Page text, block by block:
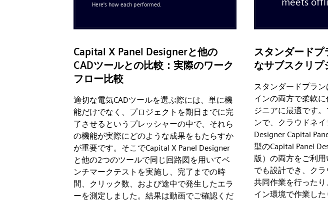
Capital X Panel Designerと他の
CADツールとの比較：実際のワーク
フロー比較
適切な電気CADツールを選ぶ際には、単に機
能だけでなく、プロジェクトを期日までに完
了させるというプレッシャーの中で、それら
の機能が実際にどのような成果をもたらすか
が重要です。そこでCapital X Panel Designer
と他の2つのツールで同じ回路図を用いてベ
ンチマークテストを実施し、完了までの時
間、クリック数、および途中で発生したエラ
ーを測定しました。結果は動画でご確認くだ
スタンダードプ
なサブスクリプ
スタンダードプラ
インの両方で柔軟
ジニアに最適です
ンで、クラウドネイ
Designer Capital
型のCapital Panel
版）の両方をご利
でも設計でき、ク
共同作業を行った
イン環境で作業した